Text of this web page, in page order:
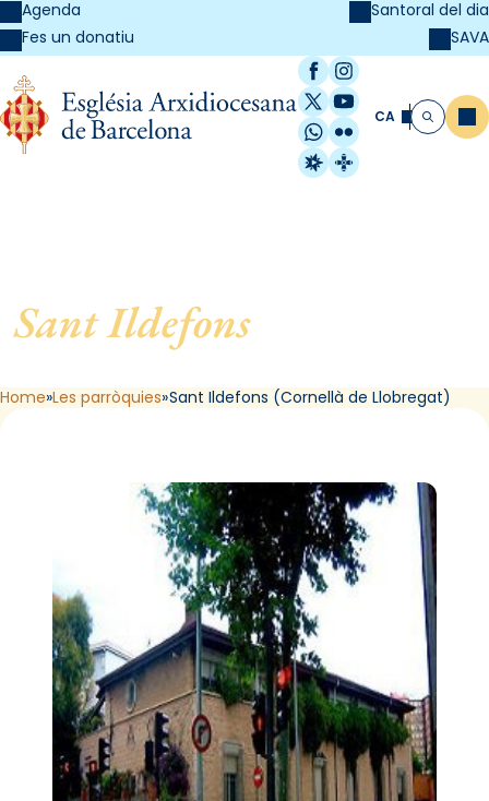
Agenda
Fes un donatiu
Santoral del dia
SAVA
Facebook
Instagram
X / Twitter
YouTube
WhatsApp
Flickr
Radio Estel
Catalunya
CA Cerca
Sant Ildefons, de Cornellà
de Llobregat
Home Les parròquies Sant Ildefons (Cornellà de Llobregat)